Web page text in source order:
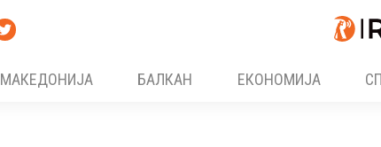
МАКЕДОНИЈА БАЛКАН ЕКОНОМИЈА